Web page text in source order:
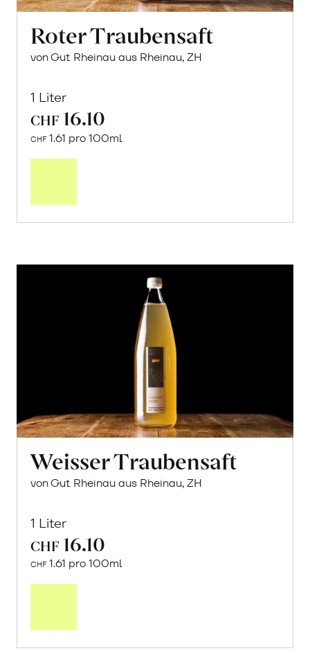
Roter Traubensaft
von Gut Rheinau aus Rheinau, ZH
1 Liter
CHF 16.10
CHF 1.61 pro 100ml
Weisser Traubensaft
von Gut Rheinau aus Rheinau, ZH
1 Liter
CHF 16.10
CHF 1.61 pro 100ml